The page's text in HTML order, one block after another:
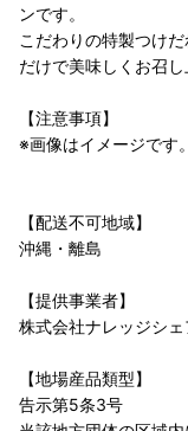
ンです。
こだわりの特製つけ
だけで美味しくお召し
【注意事項】
※画像はイメージです。
【配送不可地域】
沖縄・離島
【提供事業者】
株式会社ナレッジシェ
【地場産品類型】
告示第5条3号